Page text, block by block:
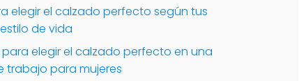
elegir el calzado perfecto según tus
de vida
elegir el calzado perfecto en una
trabajo para mujeres